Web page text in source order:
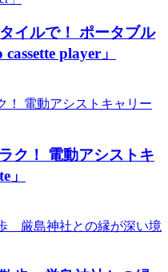
イルで！ ポータブル
player」
ク！ 電動アシストキ
」